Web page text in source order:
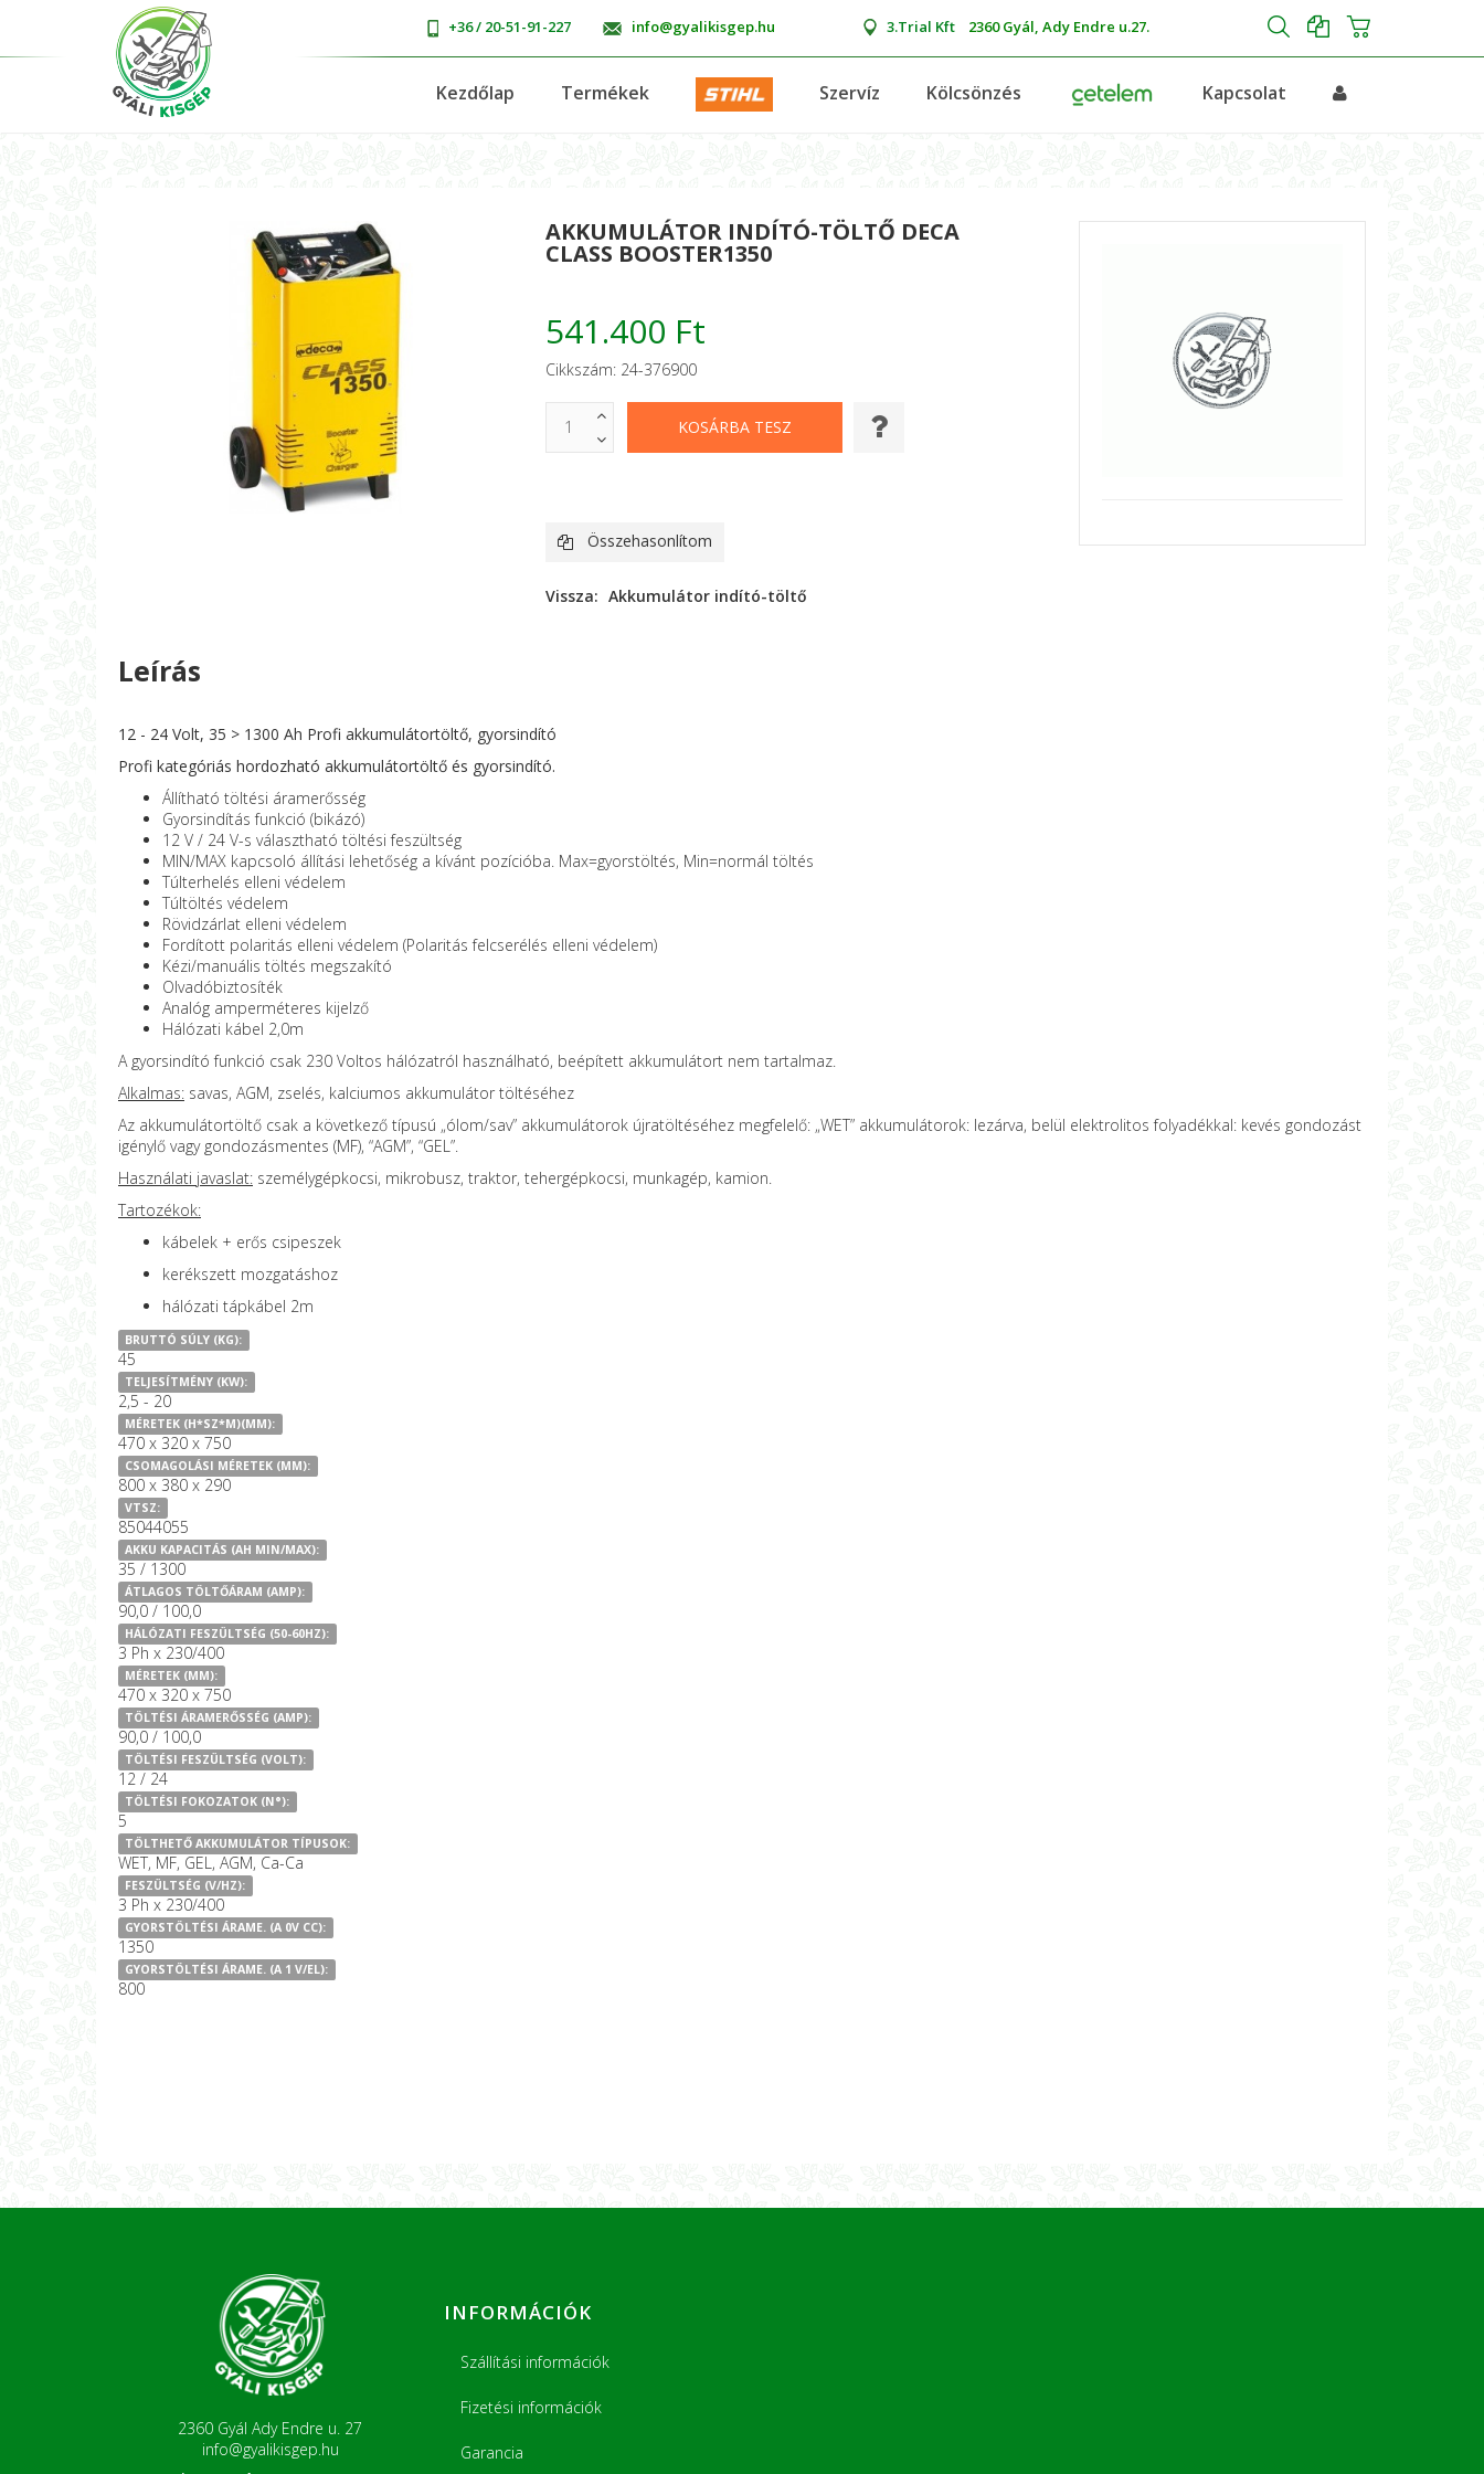
+36 / 20-51-91-227 info@gyalikisgep.hu 3.Trial Kft 2360 Gyál, Ady Endre u.27.
Kezdőlap Termékek Szervíz Kölcsönzés Kapcsolat
AKKUMULÁTOR INDÍTÓ-TÖLTŐ DECA
CLASS BOOSTER1350
541.400 Ft
Cikkszám: 24-376900
Összehasonlítom
Vissza: Akkumulátor indító-töltő
Leírás
12 - 24 Volt, 35 > 1300 Ah Profi akkumulátortöltő, gyorsindító
Profi kategóriás hordozható akkumulátortöltő és gyorsindító.
Állítható töltési áramerősség
Gyorsindítás funkció (bikázó)
12 V / 24 V-s választható töltési feszültség
MIN/MAX kapcsoló állítási lehetőség a kívánt pozícióba. Max=gyorstöltés, Min=normál töltés
Túlterhelés elleni védelem
Túltöltés védelem
Rövidzárlat elleni védelem
Fordított polaritás elleni védelem (Polaritás felcserélés elleni védelem)
Kézi/manuális töltés megszakító
Olvadóbiztosíték
Analóg amperméteres kijelző
Hálózati kábel 2,0m
A gyorsindító funkció csak 230 Voltos hálózatról használható, beépített akkumulátort nem tartalmaz.
Alkalmas: savas, AGM, zselés, kalciumos akkumulátor töltéséhez
Az akkumulátortöltő csak a következő típusú „ólom/sav” akkumulátorok újratöltéséhez megfelelő: „WET” akkumulátorok: lezárva, belül elektrolitos folyadékkal: kevés gondozást
igénylő vagy gondozásmentes (MF), “AGM”, “GEL”.
Használati javaslat: személygépkocsi, mikrobusz, traktor, tehergépkocsi, munkagép, kamion.
Tartozékok:
kábelek + erős csipeszek
kerékszett mozgatáshoz
hálózati tápkábel 2m
BRUTTÓ SÚLY (KG):
45
TELJESÍTMÉNY (KW):
2,5 - 20
MÉRETEK (H*SZ*M)(MM):
470 x 320 x 750
CSOMAGOLÁSI MÉRETEK (MM):
800 x 380 x 290
VTSZ:
85044055
AKKU KAPACITÁS (AH MIN/MAX):
35 / 1300
ÁTLAGOS TÖLTŐÁRAM (AMP):
90,0 / 100,0
HÁLÓZATI FESZÜLTSÉG (50-60HZ):
3 Ph x 230/400
MÉRETEK (MM):
470 x 320 x 750
TÖLTÉSI ÁRAMERŐSSÉG (AMP):
90,0 / 100,0
TÖLTÉSI FESZÜLTSÉG (VOLT):
12 / 24
TÖLTÉSI FOKOZATOK (N°):
5
TÖLTHETŐ AKKUMULÁTOR TÍPUSOK:
WET, MF, GEL, AGM, Ca-Ca
FESZÜLTSÉG (V/HZ):
3 Ph x 230/400
GYORSTÖLTÉSI ÁRAME. (A 0V CC):
1350
GYORSTÖLTÉSI ÁRAME. (A 1 V/EL):
800
2360 Gyál Ady Endre u. 27
info@gyalikisgep.hu
INFORMÁCIÓK
Szállítási információk
Fizetési információk
Garancia